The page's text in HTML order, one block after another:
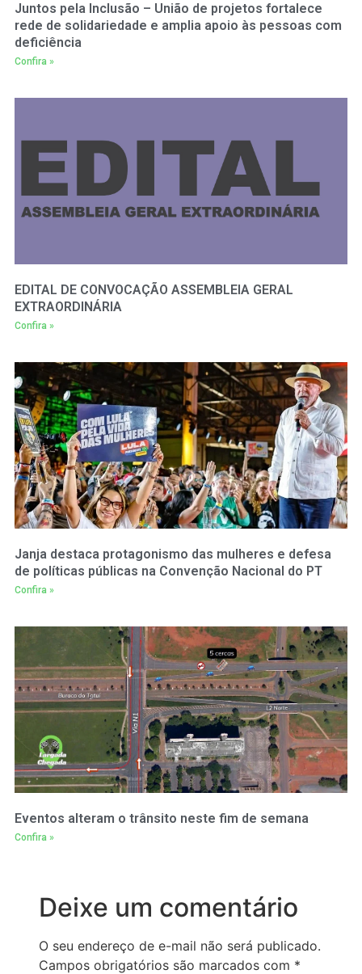
Juntos pela Inclusão – União de projetos fortalece
rede de solidariedade e amplia apoio às pessoas com
deficiência
Confira »
EDITAL DE CONVOCAÇÃO ASSEMBLEIA GERAL
EXTRAORDINÁRIA
Confira »
Janja destaca protagonismo das mulheres e defesa
de políticas públicas na Convenção Nacional do PT
Confira »
Eventos alteram o trânsito neste fim de semana
Confira »
Deixe um comentário
O seu endereço de e-mail não será publicado.
Campos obrigatórios são marcados com *